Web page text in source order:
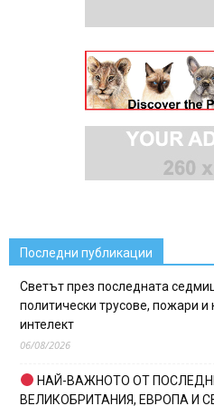
Последни публикации
Светът през последната
политически трусове, пожари и
интелект
06/08/2026
НАЙ-ВАЖНОТО ОТ
ВЕЛИКОБРИТАНИЯ, ЕВРОПА И